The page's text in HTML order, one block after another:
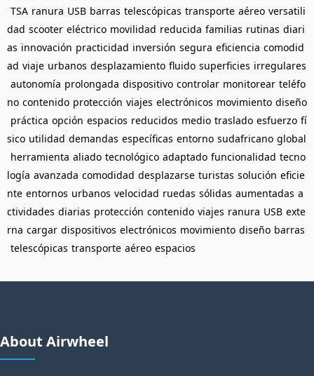
TSA ranura USB barras telescópicas transporte aéreo versatili
dad scooter eléctrico movilidad reducida familias rutinas diari
as innovación practicidad inversión segura eficiencia comodid
ad viaje urbanos desplazamiento fluido superficies irregulares
autonomía prolongada dispositivo controlar monitorear teléfo
no contenido protección viajes electrónicos movimiento diseño
práctica opción espacios reducidos medio traslado esfuerzo fí
sico utilidad demandas específicas entorno sudafricano global
herramienta aliado tecnológico adaptado funcionalidad tecno
logía avanzada comodidad desplazarse turistas solución eficie
nte entornos urbanos velocidad ruedas sólidas aumentadas a
ctividades diarias protección contenido viajes ranura USB exte
rna cargar dispositivos electrónicos movimiento diseño barras
telescópicas transporte aéreo espacios
About Airwheel